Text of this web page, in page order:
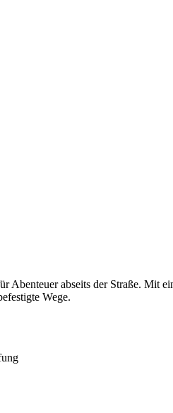
Abenteuer abseits der Straße. Mit
Wege.